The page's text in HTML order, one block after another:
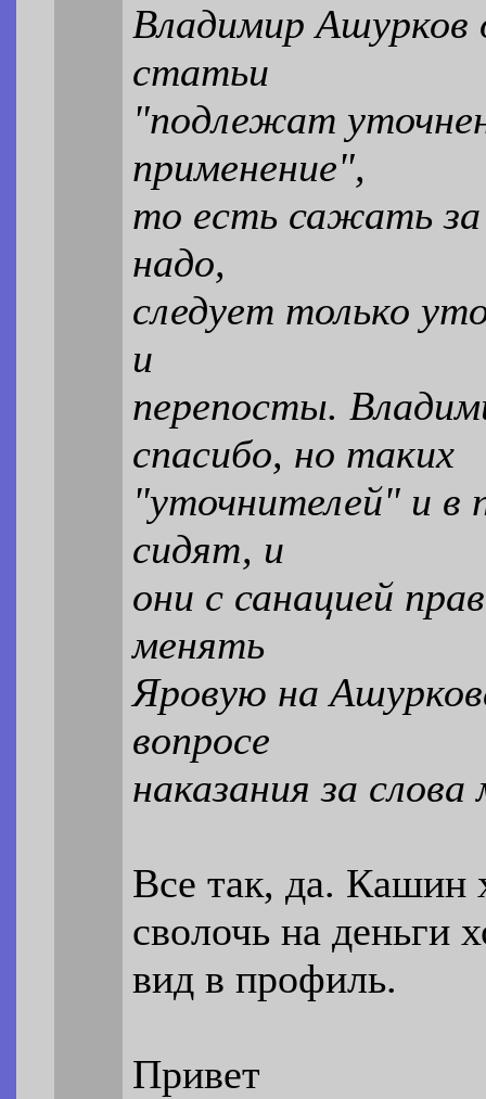
Владимир
статьи
"подлежат
применение",
то есть сажать за
надо,
следует только
и
перепосты.
спасибо, но таких
"уточнителей" и в
сидят, и
они с санацией
менять
Яровую на
вопросе
наказания за
Все так, да. Кашин
сволочь на деньги
вид в профиль.
Привет